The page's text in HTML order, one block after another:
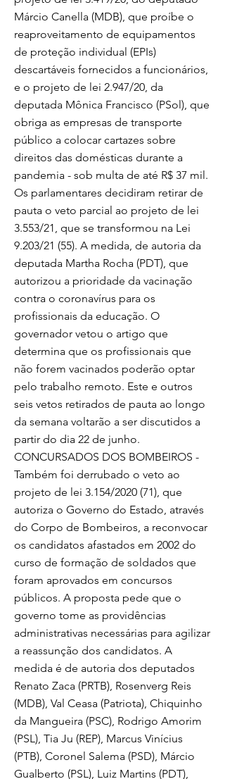
Márcio Canella (MDB), que proíbe o
reaproveitamento de equipamentos
de proteção individual (EPIs)
descartáveis fornecidos a funcionários,
e o projeto de lei 2.947/20, da
deputada Mônica Francisco (PSol), que
obriga as empresas de transporte
público a colocar cartazes sobre
direitos das domésticas durante a
pandemia - sob multa de até R$ 37 mil.
Os parlamentares decidiram retirar de
pauta o veto parcial ao projeto de lei
3.553/21, que se transformou na Lei
9.203/21 (55). A medida, de autoria da
deputada Martha Rocha (PDT), que
autorizou a prioridade da vacinação
contra o coronavírus para os
profissionais da educação. O
governador vetou o artigo que
determina que os profissionais que
não forem vacinados poderão optar
pelo trabalho remoto. Este e outros
seis vetos retirados de pauta ao longo
da semana voltarão a ser discutidos a
partir do dia 22 de junho.
CONCURSADOS DOS BOMBEIROS -
Também foi derrubado o veto ao
projeto de lei 3.154/2020 (71), que
autoriza o Governo do Estado, através
do Corpo de Bombeiros, a reconvocar
os candidatos afastados em 2002 do
curso de formação de soldados que
foram aprovados em concursos
públicos. A proposta pede que o
governo tome as providências
administrativas necessárias para agilizar
a reassunção dos candidatos. A
medida é de autoria dos deputados
Renato Zaca (PRTB), Rosenverg Reis
(MDB), Val Ceasa (Patriota), Chiquinho
da Mangueira (PSC), Rodrigo Amorim
(PSL), Tia Ju (REP), Marcus Vinícius
(PTB), Coronel Salema (PSD), Márcio
Gualberto (PSL), Luiz Martins (PDT),